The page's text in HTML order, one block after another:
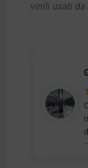
vinili usati da